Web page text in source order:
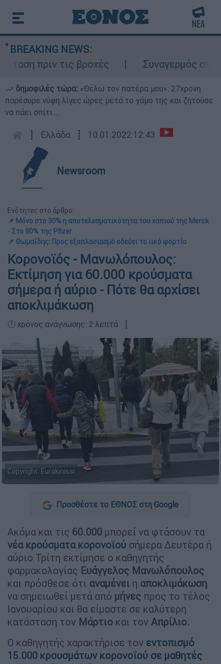
BREAKING NEWS:
πριν τις βροχές
Συναγερμός στον
δημοφιλές τώρα: «Θέλω τον πατέρα μου»: 27χρονη
παρέσυρε νύφη λίγες ώρες μετά το γάμο της και ζητούσε
να πάει σπίτι...
┋ Ελλάδα ┋ 10.01.2022 12:43
Newsroom
Ενότητες στο άρθρο:
📌 Μόνο στο 30% η αποτελεσματικότητα του χαπιού της Merck
- Στο 90% της Pfizer
📌 Θωμαΐδης: Προς εξαπλασιασμό οδεύει το ιικό φορτίο
Κορονοϊός - Μανωλόπουλος:
Εκτίμηση για 60.000 κρούσματα
σήμερα ή αύριο - Πότε θα αρχίσει
αποκλιμάκωση
🕛 χρόνος ανάγνωσης: 2 λεπτά ┋
Copyright: Eurokinissi
Προσθέστε το ΕΘΝΟΣ στη Google
Ακόμα και τις 60.000 μπορεί να φτάσουν τα
νέα κρούσματα κορονοϊού σήμερα Δευτέρα ή
αύριο Τρίτη εκτίμησε ο καθηγητής
φαρμακολογίας Ευάγγελος Μανωλόπουλος
και πρόσθεσε ότι αναμένει η αποκλιμάκωση
να σημειωθεί μετά από μήνες προς το τέλος
Ιανουαρίου και θα είμαστε σε καλύτερη
κατάσταση τον Μάρτιο και τον Απρίλιο.
Ο καθηγητής χαρακτήρισε τον εντοπισμό
15.000 κρουσμάτων κορονοϊού σε μαθητές